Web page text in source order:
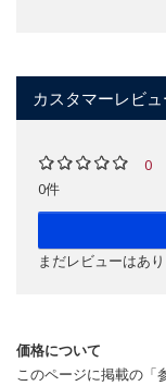
カスタマーレビュ
0
0件
まだレビューはあ
価格について
このページに掲載の「